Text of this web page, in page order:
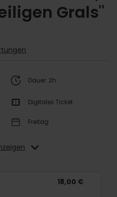
Grals"
Dauer: 2h
Digitales Ticket
Freitag
18,00 €